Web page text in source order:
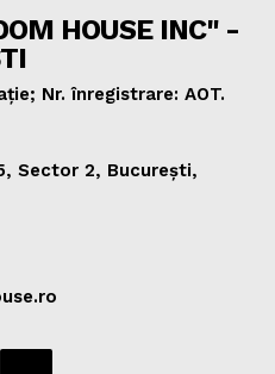
HOUSE INC" -
Nr. înregistrare: AOT.
Sector 2, București,